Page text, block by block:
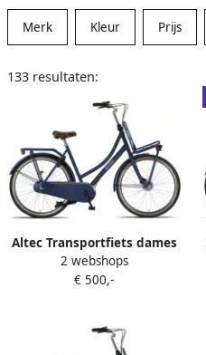
dames of heren.
Merk Kleur Prijs
133 resultaten:
Altec Transportfiets dames
Retro 28 Inch 57 cm Dames
3V Rollerbrake
2 webshops
€ 500,-